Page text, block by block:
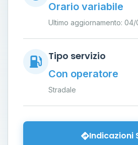
Orario variabile
Ultimo aggiornamento: 04/
Tipo servizio
Con operatore
Stradale
Indicazioni